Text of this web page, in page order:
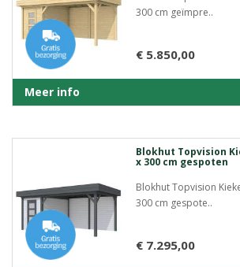
300 cm geïmpre..
€ 5.850,00
Meer info
Blokhut Topvision
x 300 cm gespoten
Blokhut Topvision
300 cm gespote..
€ 7.295,00